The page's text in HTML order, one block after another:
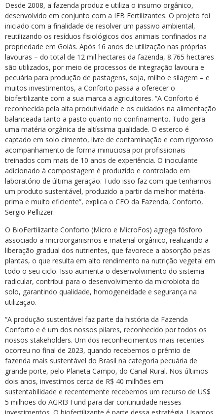
Desde 2008, a fazenda produz e utiliza o insumo orgânico,
desenvolvido em conjunto com a IFB Fertilizantes. O projeto foi
iniciado com a finalidade de resolver um passivo ambiental,
reutilizando os resíduos fisiológicos dos animais confinados na
propriedade em Goiás. Após 16 anos de utilização nas próprias
lavouras – do total de 12 mil hectares da fazenda, 8.765 hectares
são utilizados, por meio de processos de integração lavoura e
pecuária para produção de pastagens, soja, milho e silagem – e
muitos investimentos, a Conforto passa a oferecer o
biofertilizante com a sua marca a agricultores. “A Conforto é
reconhecida pela alta produtividade e os cuidados na alimentação
balanceada tanto a pasto quanto no confinamento. Tudo gera
uma matéria orgânica de altíssima qualidade. O esterco é
captado em solo cimento, livre de contaminação e com rigoroso
acompanhamento de forma minuciosa por profissionais
treinados com mais de 10 anos de experiência. O inoculante
adicionado à compostagem é produzido e controlado em
laboratório de última geração. Tudo isso faz com que tenhamos
um produto sustentável, produzido a partir da melhor matéria-
prima e muito eficiente”, explica o CEO da Fazenda, Conforto,
Sergio Pellizzer.
O BioFertilizante Conforto (Micro e MicroFos) agrega fósforo
associado a microorganismos e material orgânico, realizando a
liberação gradual dos nutrientes, que favorece a absorção pelas
plantas, o que resulta em alto rendimento na nutrição vegetal em
todo o seu ciclo. Isso aumenta o desenvolvimento do sistema
radicular, contribui para o desenvolvimento da microbiota do
solo, garantindo qualidade, homogeneidade e segurança na
utilização.
“A produção sustentável faz parte da história da Fazenda
Conforto e é um dos nossos pilares, reconhecido por todos os
nossos stakeholders. Um dos reconhecimentos mais recentes
ocorreu no final de 2023, quando recebemos o prêmio de
fazenda mais sustentável do Brasil na categoria pecuária de
grande porte, pelo Planeta Campo, do Canal Rural. Nos últimos
dois anos, investimos cerca de R$ 40 milhões em
sustentabilidade e recentemente recebemos um recurso de US$
5 milhões do AGRI3 Fund para dar continuidade nesses